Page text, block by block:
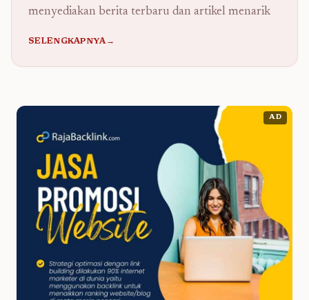
menyediakan berita terbaru dan artikel menarik
SELENGKAPNYA→
AD